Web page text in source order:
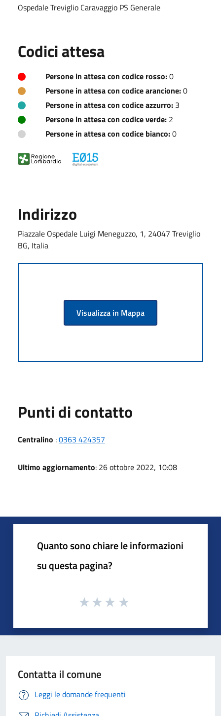
Ospedale Treviglio Caravaggio PS Generale
Codici attesa
Persone in attesa con codice rosso:0
Persone in attesa con codice arancione:0
Persone in attesa con codice azzurro: 3
Persone in attesa con codice verde: 2
Persone in attesa con codice bianco:0
Indirizzo
Piazzale Ospedale Luigi Meneguzzo, 1, 24047 Treviglio
BG, Italia
Visualizza in Mappa
Punti di contatto
Centralino :0363 424357
Ultimo aggiornamento: 26 ottobre 2022, 10:08
Quanto sono chiare le informazioni
su questa pagina?
Contatta il comune
Leggi le domande frequenti